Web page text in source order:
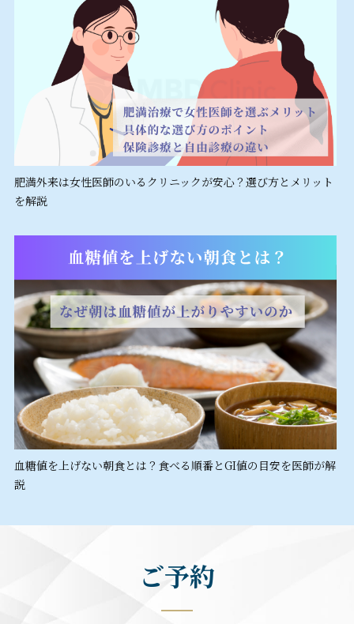
肥満外来は女性医師のいるクリニックが安心？選び方とメリット
を解説
血糖値を上げない朝食とは？食べる順番とGI値の目安を医師が解
説
ご予約